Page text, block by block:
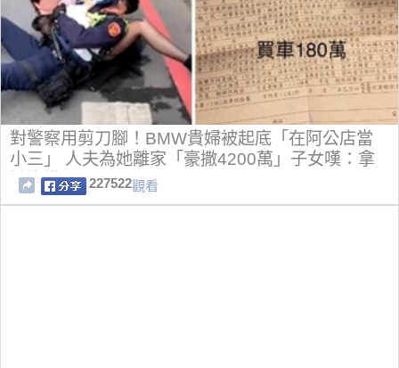
對警察用剪刀腳！BMW貴婦被起底「在阿公店當
小三」 人夫為她離家「豪撒4200萬」子女嘆：拿
她沒轍
227522觀看